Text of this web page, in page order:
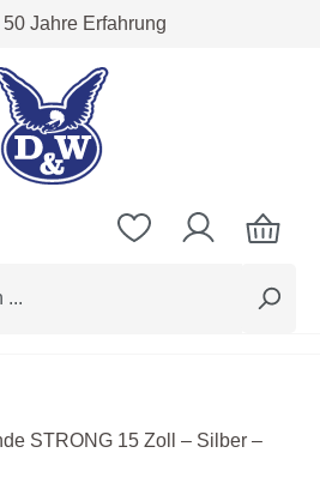
Jahre Erfahrung